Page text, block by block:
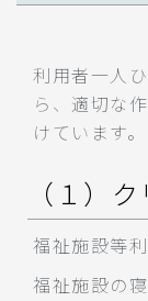
利用者一人
ら、適切な
けています。
（１）
福祉施設等
福祉施設の